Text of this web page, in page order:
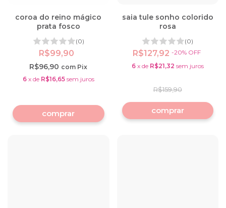
coroa do reino mágico
prata fosco
(0)
R$99,90
R$96,90 com Pix
6 x de R$16,65 sem juros
saia tule sonho colorido
rosa
(0)
R$127,92 -20% OFF
R$159,90
6 x de R$21,32 sem juros
comprar